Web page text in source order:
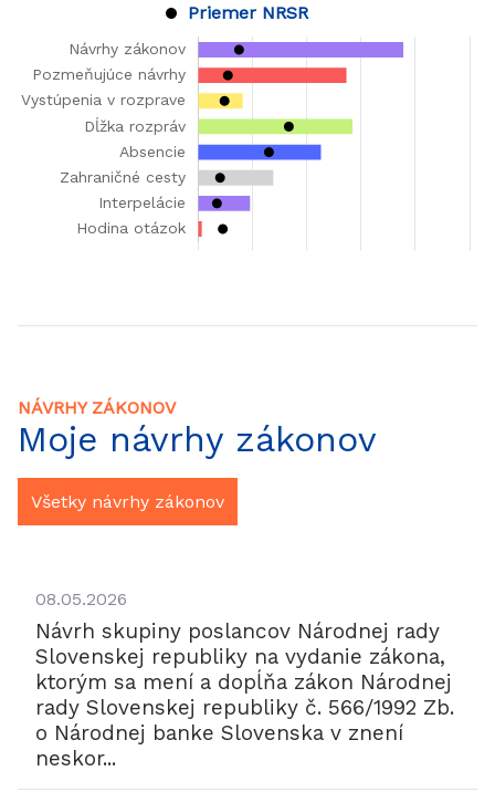
Priemer NRSR
NÁVRHY ZÁKONOV
Moje návrhy zákonov
Všetky návrhy zákonov
08.05.2026
Návrh skupiny poslancov Národnej rady
Slovenskej republiky na vydanie zákona,
ktorým sa mení a dopĺňa zákon Národnej
rady Slovenskej republiky č. 566/1992 Zb.
o Národnej banke Slovenska v znení
neskor...